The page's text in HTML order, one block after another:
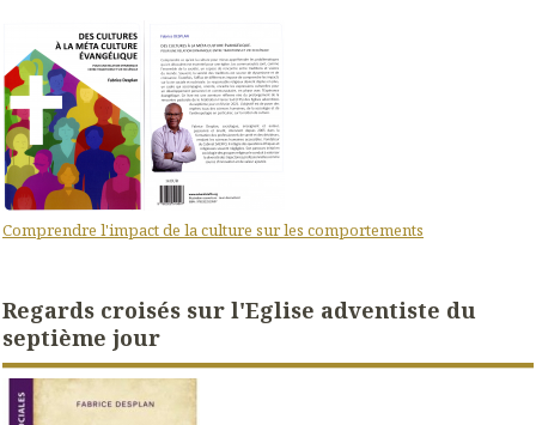
Comprendre l'impact de la culture sur les comportements
Regards croisés sur l'Eglise adventiste du
septième jour